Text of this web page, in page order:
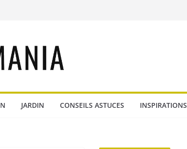
JARDIN CONSEILS ASTUCES INSPIRATIONS